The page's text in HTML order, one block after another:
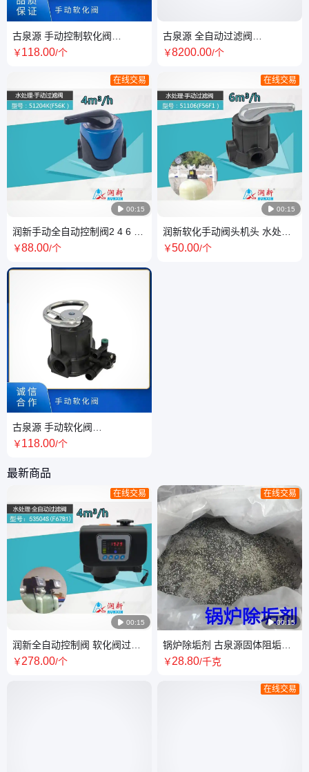
古泉源 手动控制软化阀
61104(F64A) 密封启闭 耐磨耐
￥118.00/个
 00:15
在线交易
润新手动全自动控制阀2 4 6 10
18 20 40吨过滤阀砂碳罐锅炉
￥88.00/个
古泉源 手动软化阀
61104(F64A)价 格 高平面度 耐
￥118.00/个
古泉源 全自动过滤阀
53550(F96B1) 产水50m³/h 流
￥8200.00/个
 00:15
在线交易
润新软化手动阀头机头 水处理
过滤 阀 多路阀反冲洗控制阀锅
￥50.00/个
最新商品
 00:15
在线交易
润新全自动控制阀 软化阀过滤
阀 软化水处理设备过滤罐树脂
￥278.00/个
 00:15
在线交易
锅炉除垢剂 古泉源固体阻垢剂
蒸汽软化水防结垢 循环水系统
￥28.80/千克
在线交易